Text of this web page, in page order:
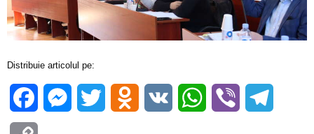
Distribuie articolul pe:
FacebookMessenger
Twitter Odnoklassniki
VK WhatsApp
Viber